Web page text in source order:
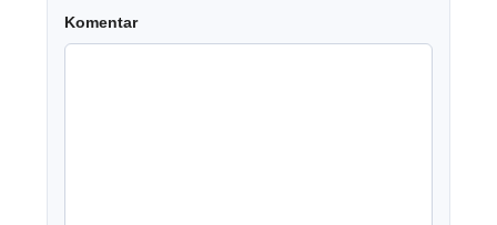
Komentar